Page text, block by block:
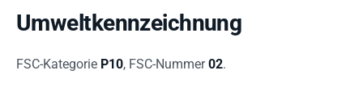
Umweltkennzeichnung
FSC-Kategorie P10, FSC-Nummer02.